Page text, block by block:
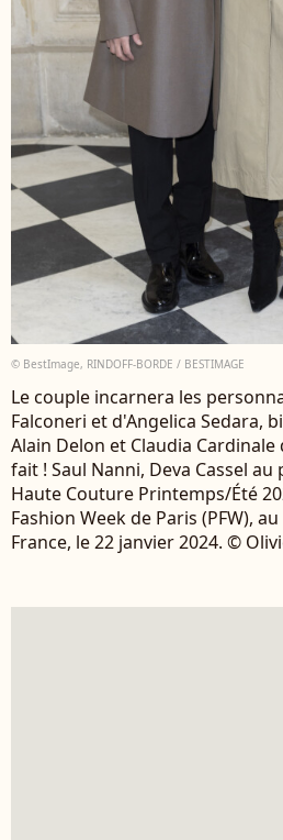
© BestImage, RINDOFF-BORDE / BESTIMAGE
Le couple incarnera les
Falconeri et d'Angelica Sedara,
Alain Delon et Claudia
fait ! Saul Nanni, Deva Cassel
Haute Couture Printemps/Été
Fashion Week de Paris (PFW),
France, le 22 janvier 2024. ©